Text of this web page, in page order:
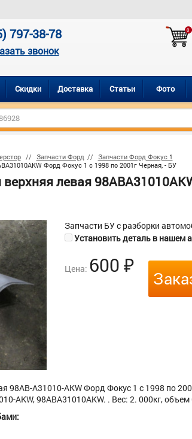
797-38-78
звонок
0
Скидки Доставка Статьи Фото
Запчасти Форд
Запчасти Форд Фокус 1
Форд Фокус 1 с 1998 по 2001г Черная, - БУ
левая
Запчасти БУ с разборки
Установить деталь в нашем
Цена: 600₽
98AB-A31010-AKW Форд Фокус 1 с 1998 по
AKW, 98ABA31010AKW. . Вес: 2. 000кг,